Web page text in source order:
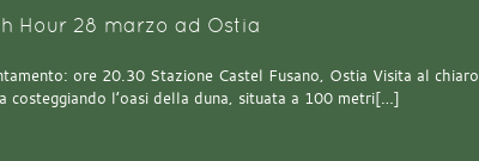
Hour 28 marzo ad Ostia
ore 20.30 Stazione Castel Fusano, Ostia Visita al chiaro
costeggiando l’oasi della duna, situata a 100 metri[…]